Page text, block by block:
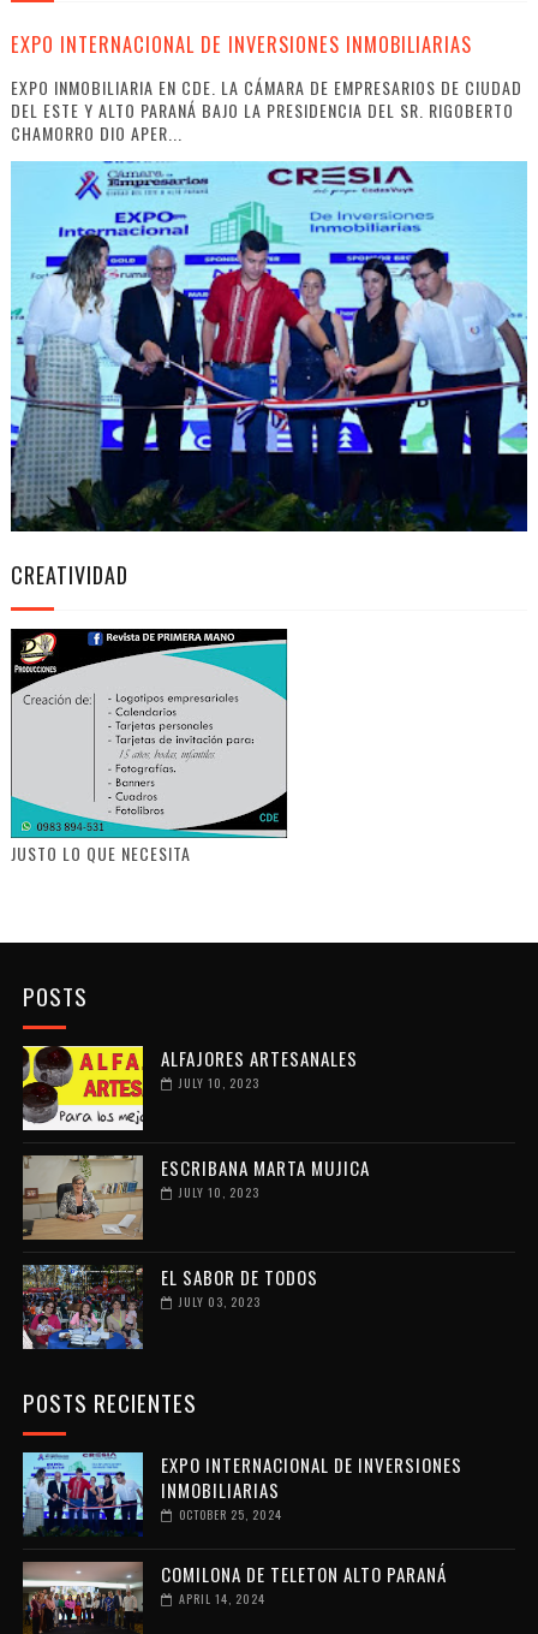
EXPO INTERNACIONAL DE INVERSIONES INMOBILIARIAS
EXPO INMOBILIARIA EN CDE. LA CÁMARA DE EMPRESARIOS DE CIUDAD
DEL ESTE Y ALTO PARANÁ BAJO LA PRESIDENCIA DEL SR. RIGOBERTO
CHAMORRO DIO APER...
CREATIVIDAD
JUSTO LO QUE NECESITA
POSTS
ALFAJORES ARTESANALES
JULY 10, 2023
ESCRIBANA MARTA MUJICA
JULY 10, 2023
EL SABOR DE TODOS
JULY 03, 2023
POSTS RECIENTES
EXPO INTERNACIONAL DE INVERSIONES
INMOBILIARIAS
OCTOBER 25, 2024
COMILONA DE TELETON ALTO PARANÁ
APRIL 14, 2024